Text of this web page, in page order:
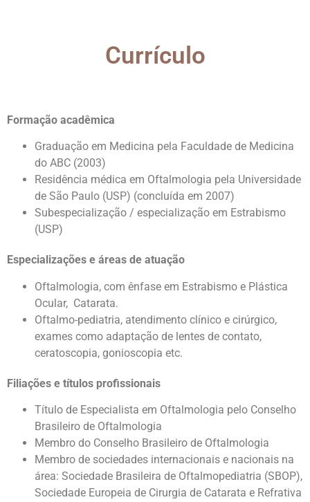
Currículo
Formação acadêmica
Graduação em Medicina pela Faculdade de Medicina
do ABC (2003)
Residência médica em Oftalmologia pela Universidade
de São Paulo (USP) (concluída em 2007)
Subespecialização / especialização em Estrabismo
(USP)
Especializações e áreas de atuação
Oftalmologia, com ênfase em Estrabismo e Plástica
Ocular, Catarata.
Oftalmo-pediatria, atendimento clínico e cirúrgico,
exames como adaptação de lentes de contato,
ceratoscopia, gonioscopia etc.
Filiações e títulos profissionais
Título de Especialista em Oftalmologia pelo Conselho
Brasileiro de Oftalmologia
Membro do Conselho Brasileiro de Oftalmologia
Membro de sociedades internacionais e nacionais na
área: Sociedade Brasileira de Oftalmopediatria (SBOP),
Sociedade Europeia de Cirurgia de Catarata e Refrativa